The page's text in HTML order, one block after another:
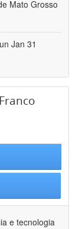
Mato Grosso
Jan 31
e tecnologia